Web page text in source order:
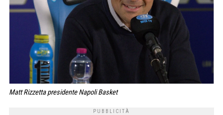
Matt Rizzetta presidente Napoli Basket